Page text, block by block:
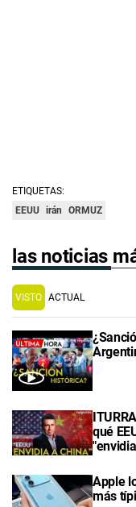
ETIQUETAS:
EEUU irán ORMUZ
las noticias
VISTO ACTUAL
qué
Apple
más